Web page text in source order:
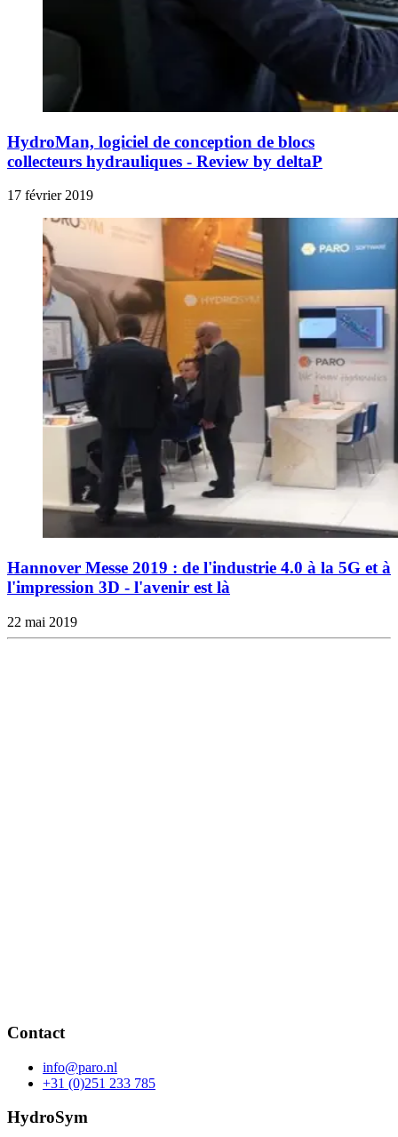
HydroMan, logiciel de conception de blocs
collecteurs hydrauliques - Review by deltaP
17 février 2019
Hannover Messe 2019 : de l'industrie 4.0 à la 5G et à
l'impression 3D - l'avenir est là
22 mai 2019
Contact
info@paro.nl
+31 (0)251 233 785
HydroSym